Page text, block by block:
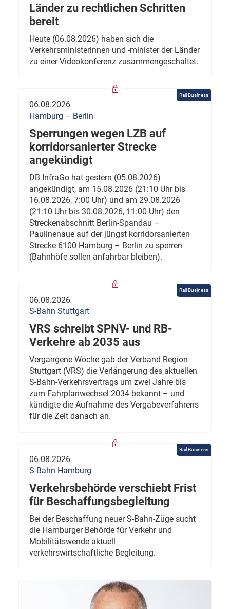
Länder zu rechtlichen Schritten
bereit
Heute (06.08.2026) haben sich die
Verkehrsministerinnen und -minister der Länder
zu einer Videokonferenz zusammengeschaltet.
Rail Business
06.08.2026
Hamburg – Berlin
Sperrungen wegen LZB auf
korridorsanierter Strecke
angekündigt
DB InfraGo hat gestern (05.08.2026)
angekündigt, am 15.08.2026 (21:10 Uhr bis
16.08.2026, 7:00 Uhr) und am 29.08.2026
(21:10 Uhr bis 30.08.2026, 11:00 Uhr) den
Streckenabschnitt Berlin-Spandau –
Paulinenaue auf der jüngst korridorsanierten
Strecke 6100 Hamburg – Berlin zu sperren
(Bahnhöfe sollen anfahrbar bleiben).
Rail Business
06.08.2026
S-Bahn Stuttgart
VRS schreibt SPNV- und RB-
Verkehre ab 2035 aus
Vergangene Woche gab der Verband Region
Stuttgart (VRS) die Verlängerung des aktuellen
S-Bahn-Verkehrsvertrags um zwei Jahre bis
zum Fahrplanwechsel 2034 bekannt – und
kündigte die Aufnahme des Vergabeverfahrens
für die Zeit danach an.
Rail Business
06.08.2026
S-Bahn Hamburg
Verkehrsbehörde verschiebt Frist
für Beschaffungsbegleitung
Bei der Beschaffung neuer S-Bahn-Züge sucht
die Hamburger Behörde für Verkehr und
Mobilitätswende aktuell
verkehrswirtschaftliche Begleitung.